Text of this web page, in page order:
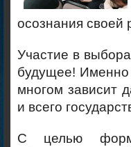
осознания своей
Участие в
будущее! Именно
многом зависит
и всего
С целью